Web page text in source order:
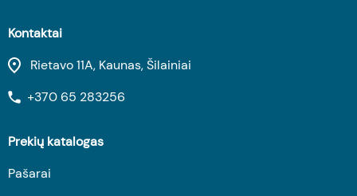
Kontaktai
Rietavo 11A, Kaunas, Šilainiai
+370 65 283256
Prekių katalogas
Pašarai